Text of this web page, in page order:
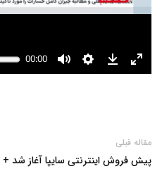
مقاله قبلی
پیش فروش اینترنتی سایپا آغاز شد